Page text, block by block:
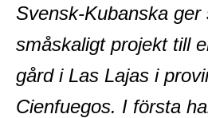
Svensk-Kubanska ger
småskaligt projekt till
gård i Las Lajas i
Cienfuegos. I första